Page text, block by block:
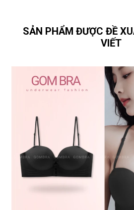
SẢN PHẨM ĐƯỢC ĐỀ
VIẾT